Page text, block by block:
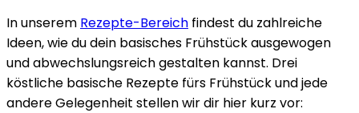
In unserem Rezepte-Bereich findest du zahlreiche
Ideen, wie du dein basisches Frühstück ausgewogen
und abwechslungsreich gestalten kannst. Drei
köstliche basische Rezepte fürs Frühstück und jede
andere Gelegenheit stellen wir dir hier kurz vor: